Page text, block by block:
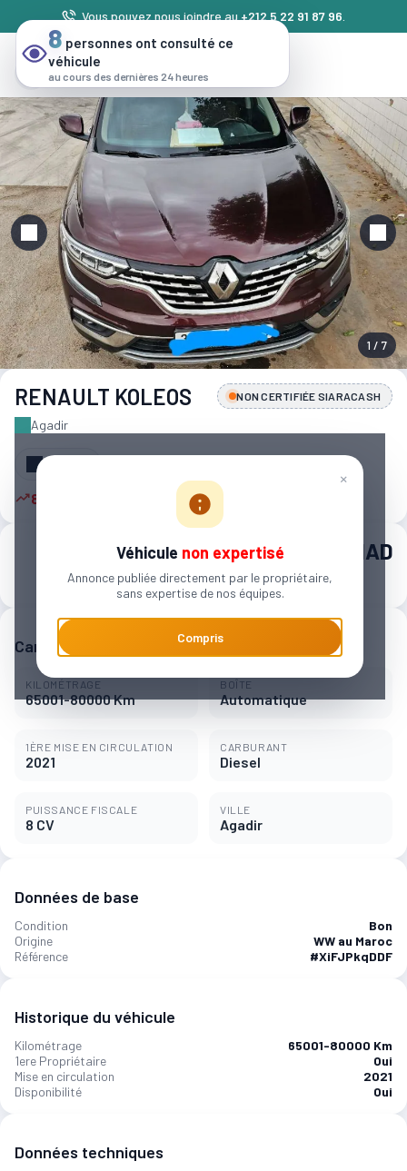
Vous pouvez nous joindre au +212 5 22 91 87 96
1 / 7
RENAULT KOLEOS NON CERTIFIÉE SIARACASH
Agadir
×
Véhicule non expertisé
Annonce publiée directement par le propriétaire,
sans expertise de nos équipes.
Compris
Partager
8 autres personnes sont intéressées
260 000 MAD
4 052 MAD / mois
Caractéristiques principales
KILOMÉTRAGE
65001-80000 Km
BOÎTE
Automatique
1ÈRE MISE EN CIRCULATION
2021
CARBURANT
Diesel
PUISSANCE FISCALE
8 CV
VILLE
Agadir
Données de base
Condition
Bon
Origine
WW au Maroc
Référence
#XiFJPkqDDF
Historique du véhicule
Kilométrage
65001-80000 Km
1ere Propriétaire
Oui
Mise en circulation
2021
Disponibilité
Oui
Données techniques
8 personnes ont consulté ce
véhicule
au cours des dernières 24 heures